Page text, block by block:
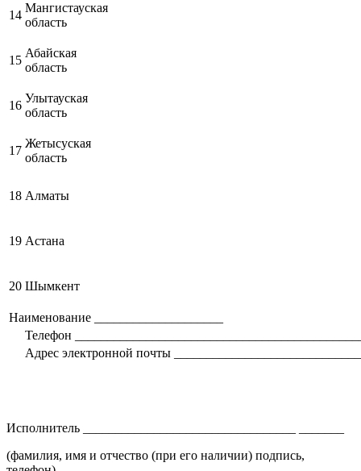
14
Мангистауская
область
15
Абайская
область
16
Улытауская
область
17
Жетысуская
область
18 Алматы
19 Астана
20 Шымкент
Наименование ____________________
Телефон
Адрес электронной почты
Исполнитель _________________________________ _______
(фамилия, имя и отчество (при его наличии) подпись,